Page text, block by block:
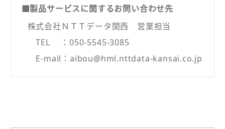
■製品サービスに関するお問い合わせ先
株式会社ＮＴＴデータ関西 営業担当
TEL ：050-5545-3085
E-mail：aibou@hml.nttdata-kansai.co.jp